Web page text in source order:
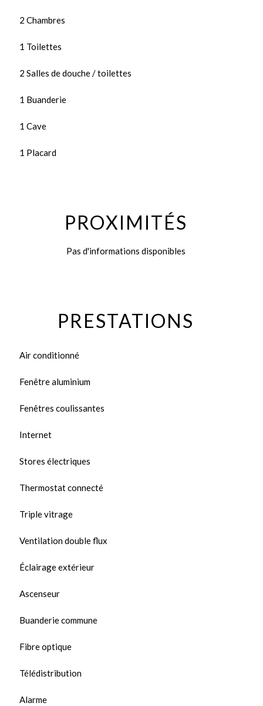
2 Chambres
1 Toilettes
2 Salles de douche / toilettes
1 Buanderie
1 Cave
1 Placard
PROXIMITÉS
Pas d'informations disponibles
PRESTATIONS
Air conditionné
Fenêtre aluminium
Fenêtres coulissantes
Internet
Stores électriques
Thermostat connecté
Triple vitrage
Ventilation double flux
Éclairage extérieur
Ascenseur
Buanderie commune
Fibre optique
Télédistribution
Alarme